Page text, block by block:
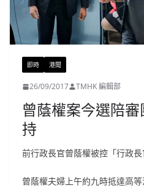
即時 港聞
26/09/2017 TMHK 編輯部
曾蔭權案今選陪
持
前行政長官曾蔭權被控「行政
曾蔭權夫婦上午約九時抵達高